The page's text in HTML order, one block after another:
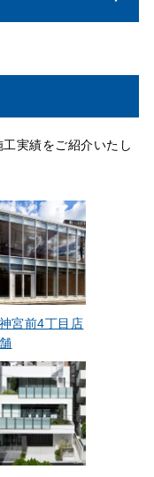
実績をご紹介いたし
神宮前4丁目店
舗